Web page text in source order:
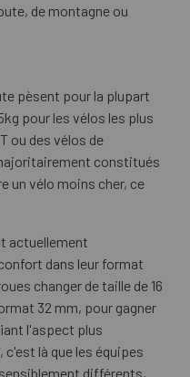
de montagne ou
pèsent pour la plupart
pour les vélos les plus
ou des vélos de
constitués
un vélo moins cher, ce
actuellement
dans leur format
changer de taille de 16
32 mm, pour gagner
l'aspect plus
là que les équipes
différents,